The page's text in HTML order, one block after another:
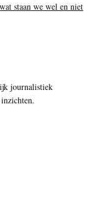
wat staan we wel en niet
journalistiek